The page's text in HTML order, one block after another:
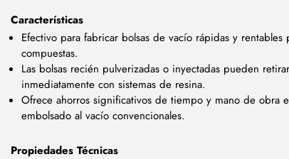
Características
Efectivo para fabricar bolsas de vacío rápidas y
compuestas.
Las bolsas recién pulverizadas o inyectadas pueden
inmediatamente con sistemas de resina.
Ofrece ahorros significativos de tiempo y mano de obra
embolsado al vacío convencionales.
Propiedades Técnicas